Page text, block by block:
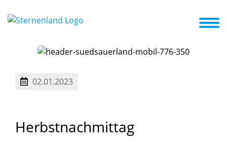
Aktuelles + Termine
02.01.2023
Herbstnachmittag